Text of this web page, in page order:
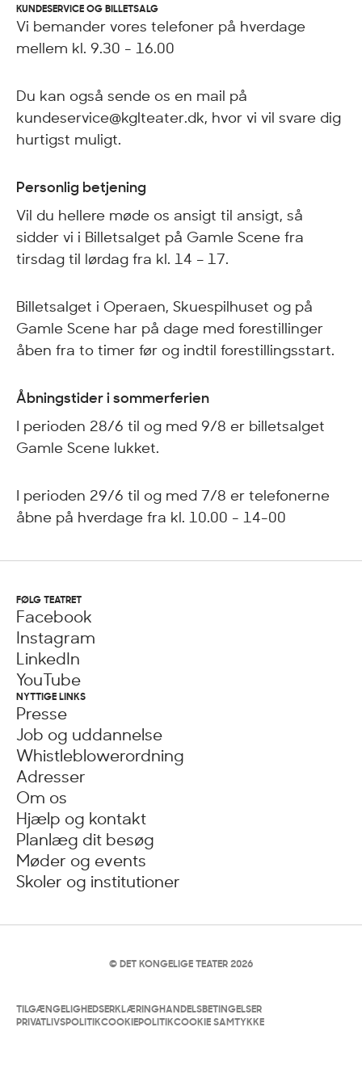
© DET KONGELIGE TEATER 2026
KUNDESERVICE OG BILLETSALG
Vi bemander vores telefoner på hverdage
mellem kl. 9.30 - 16.00
Du kan også sende os en mail på
kundeservice@kglteater.dk, hvor vi vil svare dig
hurtigst muligt.
Personlig betjening
Vil du hellere møde os ansigt til ansigt, så
sidder vi i Billetsalget på Gamle Scene fra
tirsdag til lørdag fra kl. 14 – 17.
Billetsalget i Operaen, Skuespilhuset og på
Gamle Scene har på dage med forestillinger
åben fra to timer før og indtil forestillingsstart.
Åbningstider i sommerferien
I perioden 28/6 til og med 9/8 er billetsalget
Gamle Scene lukket.
I perioden 29/6 til og med 7/8 er telefonerne
åbne på hverdage fra kl. 10.00 - 14-00
NYTTIGE LINKS
Presse
Job og uddannelse
Whistleblowerordning
Adresser
Om os
Hjælp og kontakt
Planlæg dit besøg
Møder og events
Skoler og institutioner
FØLG TEATRET
Facebook
Instagram
LinkedIn
YouTube
TILGÆNGELIGHEDSERKLÆRING HANDELSBETINGELSER
PRIVATLIVSPOLITIK COOKIEPOLITIK COOKIE SAMTYKKE